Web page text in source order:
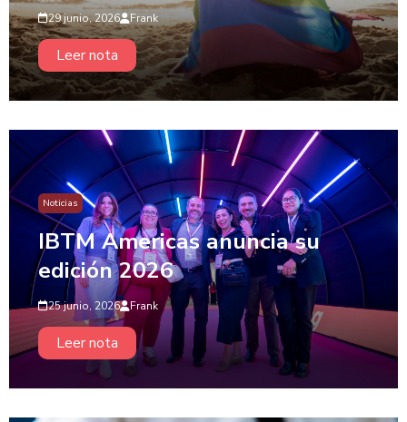
29 junio, 2026 Frank
Leer nota
Noticias
IBTM Americas anuncia su
edición 2026
25 junio, 2026 Frank
Leer nota